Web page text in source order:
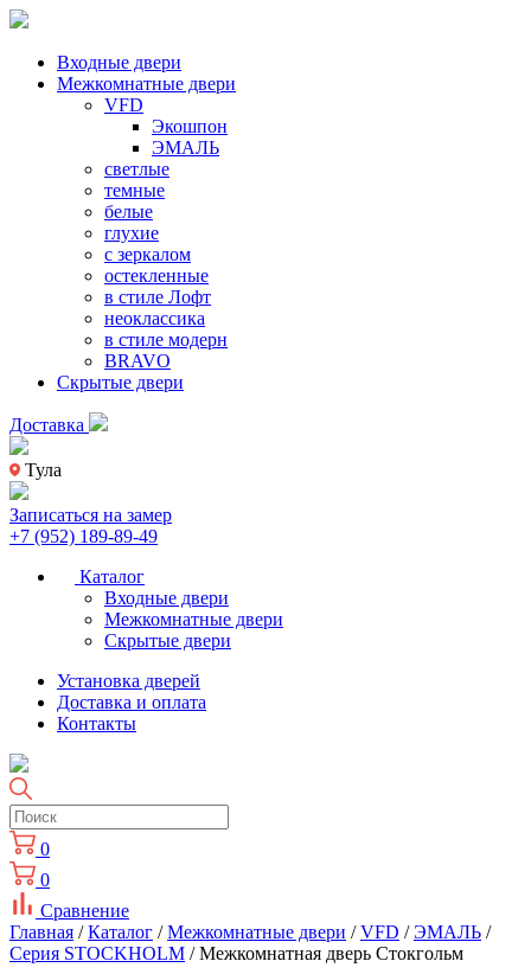
Входные двери
Межкомнатные двери
VFD
Экошпон
ЭМАЛЬ
светлые
темные
белые
глухие
с зеркалом
остекленные
в стиле Лофт
неоклассика
в стиле модерн
BRAVO
Скрытые двери
Доставка
Тула
Записаться на замер
+7 (952) 189-89-49
Каталог
Входные двери
Межкомнатные двери
Скрытые двери
Установка дверей
Доставка и оплата
Контакты
0
0
Сравнение
Главная /Каталог /Межкомнатные двери /VFD /ЭМАЛЬ /
Серия STOCKHOLM / Межкомнатная дверь Стокгольм